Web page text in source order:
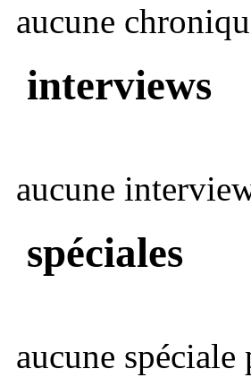
aucune
interviews
aucune
spéciales
aucune